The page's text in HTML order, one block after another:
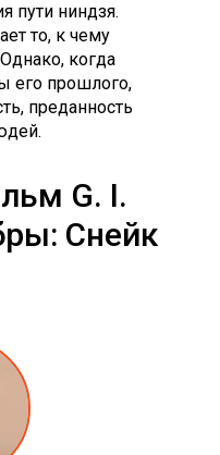
пути ниндзя.
то, к чему
когда
его прошлого,
преданность
G. I.
Снейк